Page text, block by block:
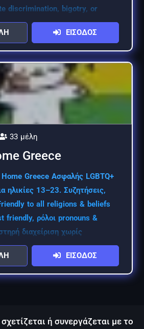
discrimination, bigotry, or
ΕΙΣΟΔΟΣ
33 μέλη
Greece
Home Greece Ασφαλής LGBTQ+
ηλικίες 13–23. Συζητήσεις,
to all religions & beliefs
friendly, ρόλοι pronouns &
διαχείριση χωρίς
ΕΙΣΟΔΟΣ
ή συνεργάζεται με το